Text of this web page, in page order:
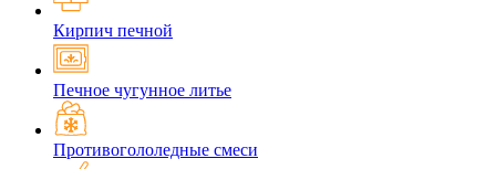
Кирпич печной
Печное чугунное литье
Противогололедные смеси